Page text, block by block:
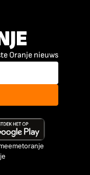
Oranje nieuws